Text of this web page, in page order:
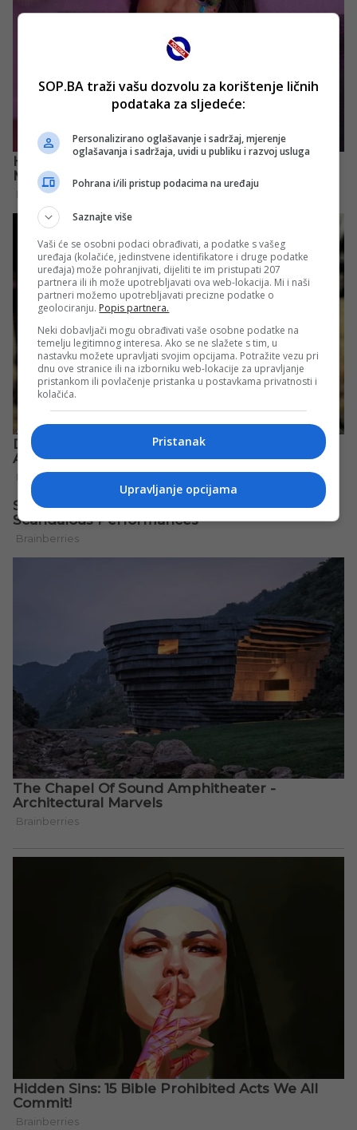
SOP.BA traži vašu dozvolu za korištenje ličnih
podataka za sljedeće:
Personalizirano oglašavanje i sadržaj, mjerenje
oglašavanja i sadržaja, uvidi u publiku i razvoj usluga
Pohrana i/ili pristup podacima na uređaju
Saznajte više
Vaši će se osobni podaci obrađivati, a podatke s vašeg
uređaja (kolačiće, jedinstvene identifikatore i druge podatke
uređaja) može pohranjivati, dijeliti te im pristupati 207
partnera ili ih može upotrebljavati ova web-lokacija. Mi i naši
partneri možemo upotrebljavati precizne podatke o
geolociranju. Popis partnera.
Neki dobavljači mogu obrađivati vaše osobne podatke na
temelju legitimnog interesa. Ako se ne slažete s tim, u
nastavku možete upravljati svojim opcijama. Potražite vezu pri
dnu ove stranice ili na izborniku web-lokacije za upravljanje
pristankom ili povlačenje pristanka u postavkama privatnosti i
kolačića.
Pristanak
Upravljanje opcijama